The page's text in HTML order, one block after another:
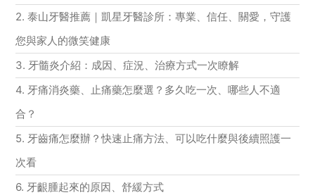
2. 泰山牙醫推薦｜凱星牙醫診所：專業、信任、關愛，守護
您與家人的微笑健康
3. 牙髓炎介紹：成因、症況、治療方式一次瞭解
4. 牙痛消炎藥、止痛藥怎麼選？多久吃一次、哪些人不適
合？
5. 牙齒痛怎麼辦？快速止痛方法、可以吃什麼與後續照護一
次看
6. 牙齦腫起來的原因、舒緩方式